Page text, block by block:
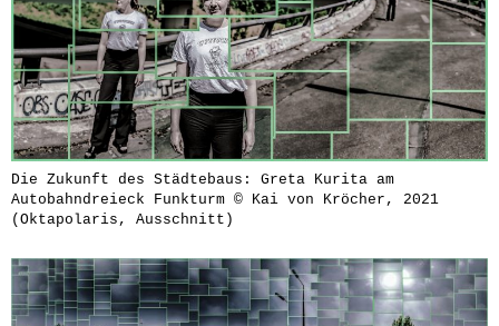
Die Zukunft des Städtebaus: Greta Kurita am
Autobahndreieck Funkturm © Kai von Kröcher, 2021
(Oktapolaris, Ausschnitt)